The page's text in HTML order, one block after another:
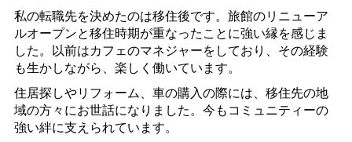
私の転職先を決めたのは移住後です。旅館のリニューア
ルオープンと移住時期が重なったことに強い縁を感じま
した。以前はカフェのマネジャーをしており、その経験
も生かしながら、楽しく働いています。
住居探しやリフォーム、車の購入の際には、移住先の地
域の方々にお世話になりました。今もコミュニティーの
強い絆に支えられています。